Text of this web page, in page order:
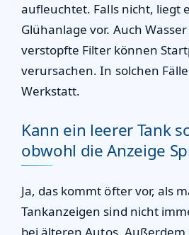
aufleuchtet. Falls nicht, liegt
Glühanlage vor. Auch
verstopfte Filter können
verursachen. In solchen
Werkstatt.
Kann ein leerer Tank
obwohl die Anzeige
Ja, das kommt öfter vor, als
Tankanzeigen sind nicht